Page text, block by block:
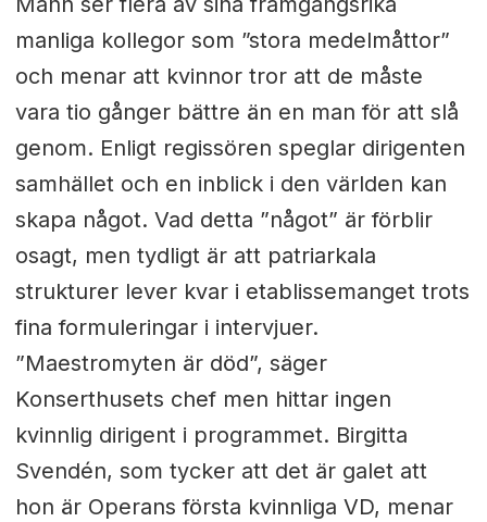
manliga kollegor som ”stora medelmåttor”
och menar att kvinnor tror att de måste
vara tio gånger bättre än en man för att slå
genom. Enligt regissören speglar dirigenten
samhället och en inblick i den världen kan
skapa något. Vad detta ”något” är förblir
osagt, men tydligt är att patriarkala
strukturer lever kvar i etablissemanget trots
fina formuleringar i intervjuer.
”Maestromyten är död”, säger
Konserthusets chef men hittar ingen
kvinnlig dirigent i programmet. Birgitta
Svendén, som tycker att det är galet att
hon är Operans första kvinnliga VD, menar